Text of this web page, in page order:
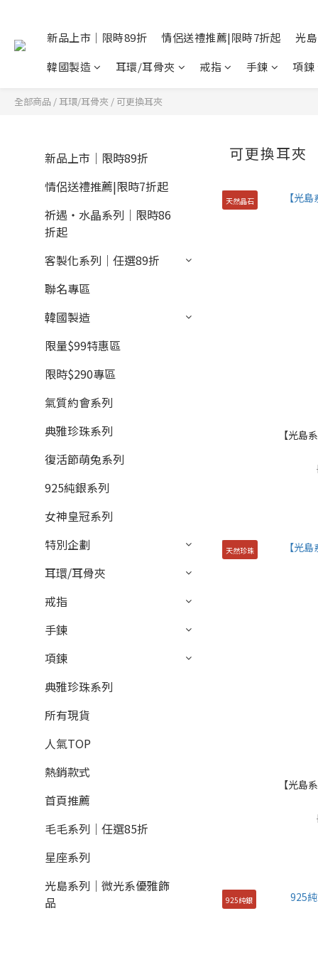
新品上市｜限時89折 情侶送禮推薦|限時7折起
光
韓國製造
耳環/耳骨夾 戒指 手鍊 項鍊
全部商品 /耳環/耳骨夾 / 可更換耳夾
新品上市｜限時89折
情侶送禮推薦|限時7折起
祈遇・水晶系列｜限時86
折起
客製化系列｜任選89折
聯名專區
韓國製造
限量$99特惠區
限時$290專區
氣質約會系列
典雅珍珠系列
復活節萌兔系列
925純銀系列
女神皇冠系列
特別企劃
耳環/耳骨夾
戒指
手鍊
項鍊
典雅珍珠系列
所有現貨
人氣TOP
熱銷款式
首頁推薦
毛毛系列｜任選85折
星座系列
光島系列｜微光系優雅飾
品
可更換耳夾
天然晶石
【光島
天然珍珠
【光島
925純銀